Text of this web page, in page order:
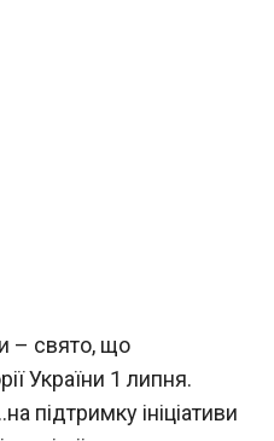
– свято, що
України 1 липня.
підтримку ініціативи